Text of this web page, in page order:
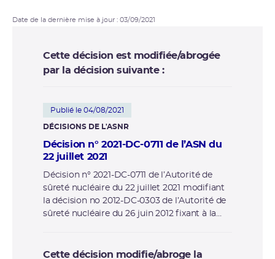
Hague, Romans-sur-Isère, Tricastin et Marcoule et pour le CEA,
ECS avaient notamment pour objectif de déterminer les marges de
sûreté dont dispose ces installations vis-à-vis des risques extrêmes
Date de la dernière mise à jour : 03/09/2021
Cette décision est modifiée/abrogée
par la décision suivante :
Publié le 04/08/2021
DÉCISIONS DE L'ASNR
Décision n° 2021-DC-0711 de l’ASN du
22 juillet 2021
Décision n° 2021-DC-0711 de l’Autorité de
sûreté nucléaire du 22 juillet 2021 modifiant
la décision no 2012-DC-0303 de l’Autorité de
sûreté nucléaire du 26 juin 2012 fixant à la
nucléaire de base n° 151, dénommée MELOX,
Cette décision modifie/abroge la